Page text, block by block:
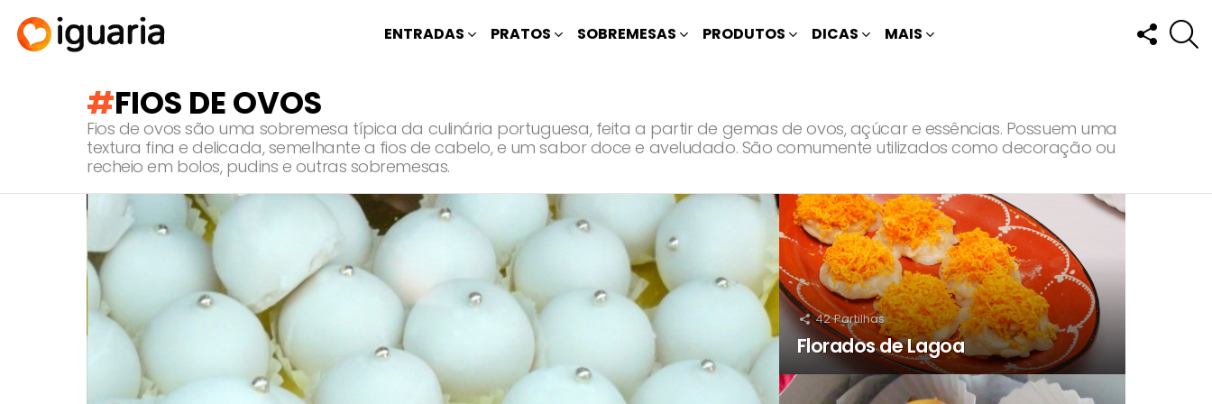
ENTRADAS PRATOS SOBREMESAS PRODUTOS DICAS MAIS
FOLLOW
US
FIOS DE OVOS
Fios de ovos são uma sobremesa típica da culinária portuguesa, feita a partir de gemas de ovos, açúcar e essências. Possuem uma
textura fina e delicada, semelhante a fios de cabelo, e um sabor doce e aveludado. São comumente utilizados como decoração ou
recheio em bolos, pudins e outras sobremesas.
RECOMENDADOS
42 Partilhas
Florados de Lagoa